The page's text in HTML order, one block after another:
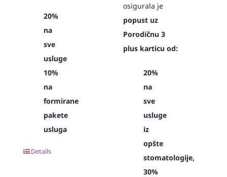
20%
na
sve
usluge
10%
na
formirane
pakete
usluga
Details
osigurala je
popust uz
Porodičnu 3
plus karticu od:
20%
na
sve
usluge
iz
opšte
stomatologije,
30%